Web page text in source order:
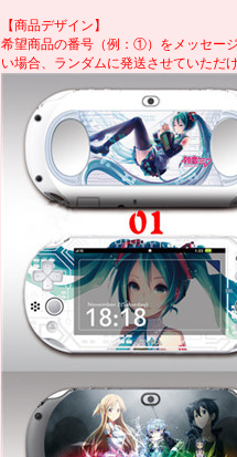
【商品デザイン】
希望商品の番号（例：①）をメッセー
い場合、ランダムに発送させていただ